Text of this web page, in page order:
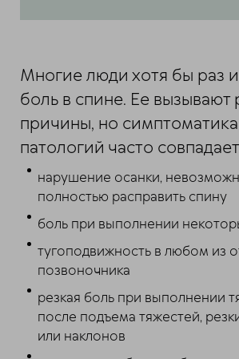
Многие люди хотя бы раз
боль в спине. Ее вызывают
причины, но
патологий часто
нарушение осанки,
полностью расправить спину
боль при выполнении
тугоподвижность в любом из
позвоночника
резкая боль при выполнении
после подъема тяжестей,
или наклонов